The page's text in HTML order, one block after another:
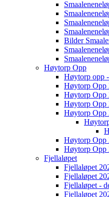
Bilder
Høytorp Opp
Høytorp opp
Høytorp Opp
Høytorp Opp
Høytorp Opp
Høytorp Opp
Høytorp Opp
Høytorp Opp
Fjellaløpet
Fjellaløpet
Fjellaløpet
Fjellaløpet -
Fjellaløpet